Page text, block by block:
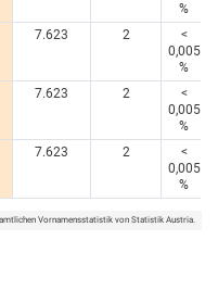
%
7.623 2
<
0,005
%
7.623 2
<
0,005
%
7.623 2
<
0,005
%
Vornamensstatistik von Statistik Austria.